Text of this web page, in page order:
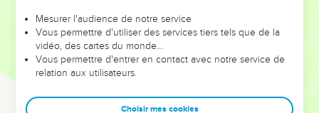
leur foi ou leur vision. Mais on voit moins les doutes, les erreurs
et les saisons difficiles qu'ils ont traversés, alors même que ce
sont elles qui les ont façonnés.
Dans cette conférence, leaders, entrepreneurs, et responsables
clés pour avancer avec plus de sagesse afin que leurs erreurs
Mesurer l'audience de notre service
Vous permettre d'utiliser des services tiers tels que de la
vidéo, des cartes du monde…
Vous permettre d'entrer en contact avec notre service de
relation aux utilisateurs.
Choisir mes cookies